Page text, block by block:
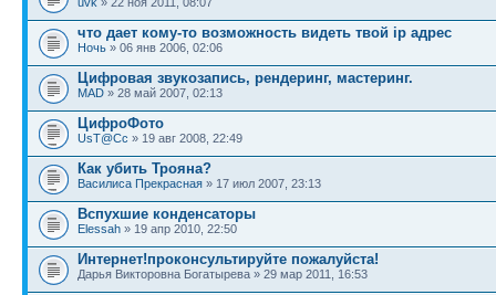
что дает кому-то возможность видеть твой ip адрес
Ночь » 06 янв 2006, 02:06
Цифровая звукозапись, рендеринг, мастеринг.
MAD » 28 май 2007, 02:13
ЦифроФото
UsT@Cc » 19 авг 2008, 22:49
Как убить Трояна?
Василиса Прекрасная » 17 июл 2007, 23:13
Вспухшие конденсаторы
Elessah » 19 апр 2010, 22:50
Интернет!проконсультируйте пожалуйста!
Дарья Викторовна Богатырева » 29 мар 2011, 16:53